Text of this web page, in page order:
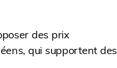
des prix
qui supportent des